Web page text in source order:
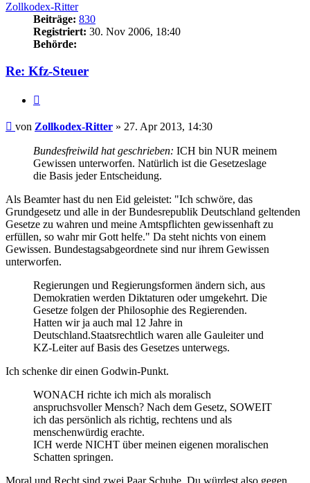
Zollkodex-Ritter
Beiträge: 830
Registriert: 30. Nov 2006, 18:40
Behörde:
Re: Kfz-Steuer
Beitrag
von Zollkodex-Ritter » 27. Apr 2013, 14:30
Bundesfreiwild hat geschrieben: ICH bin NUR meinem
Gewissen unterworfen. Natürlich ist die Gesetzeslage
die Basis jeder Entscheidung.
Als Beamter hast du nen Eid geleistet: "Ich schwöre, das
Grundgesetz und alle in der Bundesrepublik Deutschland geltenden
Gesetze zu wahren und meine Amtspflichten gewissenhaft zu
erfüllen, so wahr mir Gott helfe." Da steht nichts von einem
Gewissen. Bundestagsabgeordnete sind nur ihrem Gewissen
unterworfen.
Regierungen und Regierungsformen ändern sich, aus
Demokratien werden Diktaturen oder umgekehrt. Die
Gesetze folgen der Philosophie des Regierenden.
Hatten wir ja auch mal 12 Jahre in
Deutschland.Staatsrechtlich waren alle Gauleiter und
KZ-Leiter auf Basis des Gesetzes unterwegs.
Ich schenke dir einen Godwin-Punkt.
WONACH richte ich mich als moralisch
anspruchsvoller Mensch? Nach dem Gesetz, SOWEIT
ich das persönlich als richtig, rechtens und als
menschenwürdig erachte.
ICH werde NICHT über meinen eigenen moralischen
Schatten springen.
Moral und Recht sind zwei Paar Schuhe. Du würdest also gegen